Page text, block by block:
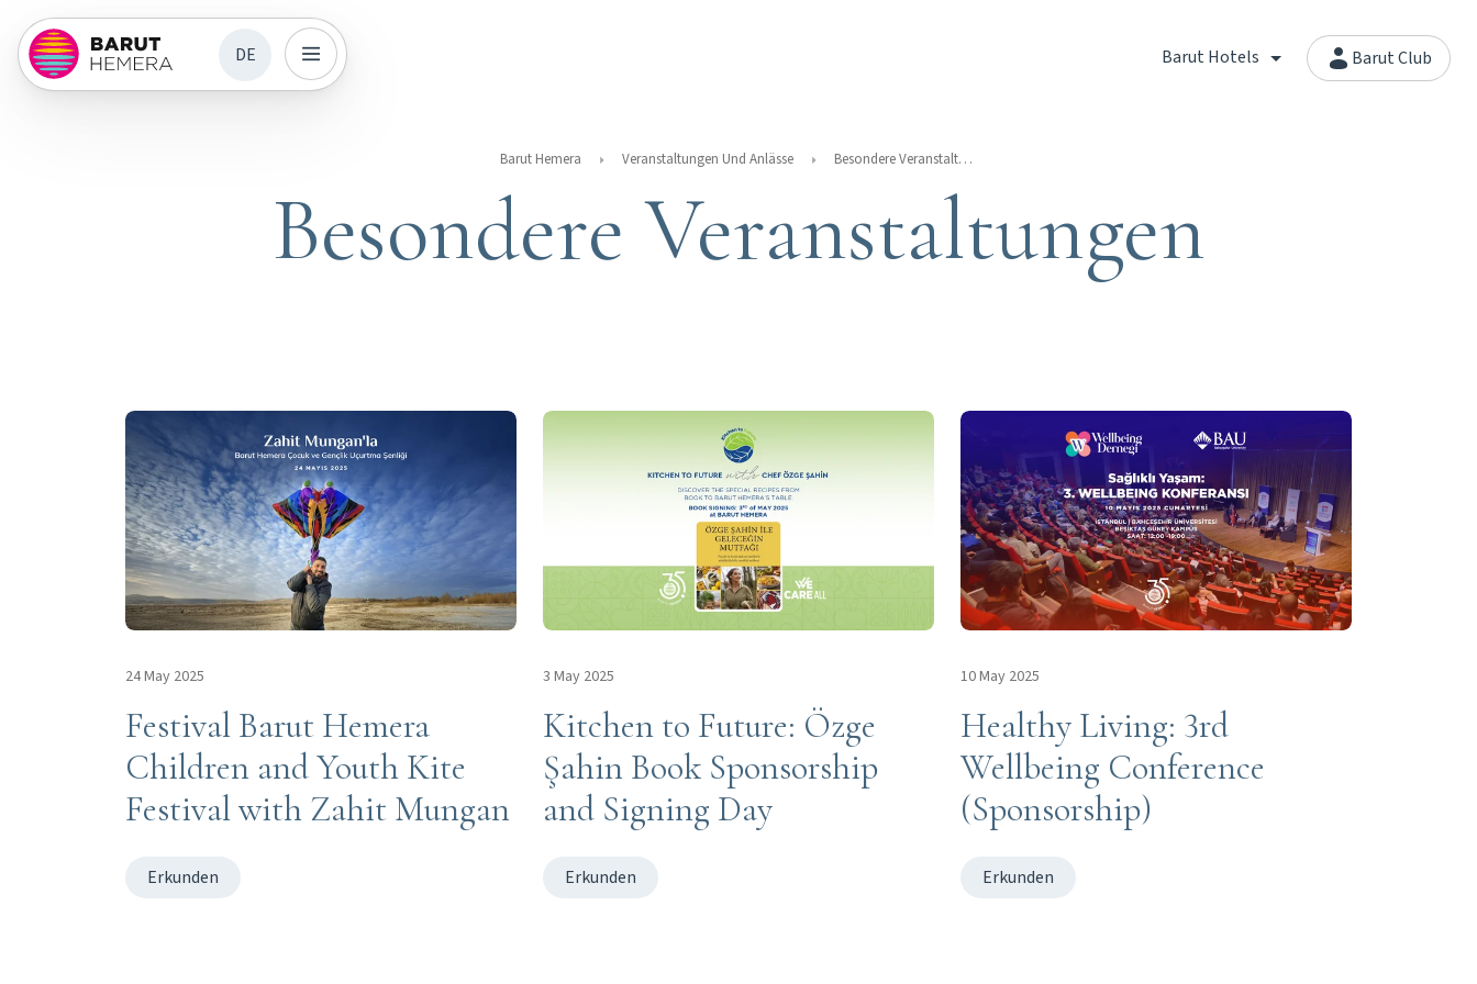
DE Barut Hotels Barut Club
Barut Hemera Veranstaltungen Und Anlässe Besondere Veranstaltungen
Besondere Veranstaltungen
24 May 2025
Festival Barut Hemera
Children and Youth Kite
Festival with Zahit Mungan
Erkunden
3 May 2025
Kitchen to Future: Özge
Şahin Book Sponsorship
and Signing Day
Erkunden
10 May 2025
Healthy Living: 3rd
Wellbeing Conference
(Sponsorship)
Erkunden